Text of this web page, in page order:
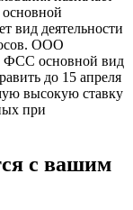
основной
вид деятельности
ООО
ФСС основной вид
до 15 апреля
высокую ставку
при
с вашим